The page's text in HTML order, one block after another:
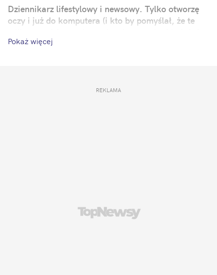
Dziennikarz lifestylowy i newsowy. Tylko otworzę
oczy i już do komputera (i kto by pomyślał, że te
przydadzą?). Zawsze zależy mi na tym, by moje
internetowe. Prywatnie: romantyk-pozytywista – jak
Pokaż więcej
REKLAMA